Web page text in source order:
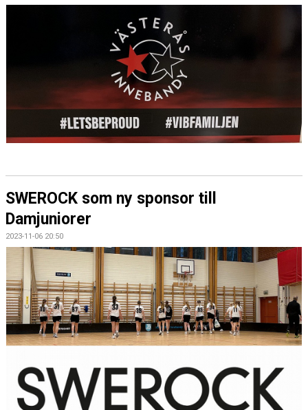
SWEROCK som ny sponsor till
Damjuniorer
2023-11-06 20:50